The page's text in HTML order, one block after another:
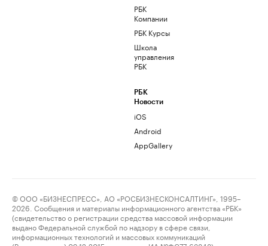
РБК
Компании
РБК Курсы
Школа
управления
РБК
РБК
Новости
iOS
Android
AppGallery
© ООО «БИЗНЕСПРЕСС», АО «РОСБИЗНЕСКОНСАЛТИНГ», 1995–
2026. Сообщения и материалы информационного агентства «РБК»
(свидетельство о регистрации средства массовой информации
выдано Федеральной службой по надзору в сфере связи,
информационных технологий и массовых коммуникаций